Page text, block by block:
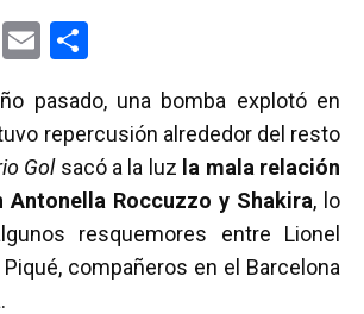
W
h
E
ail m
p
ar
tir
pasado, una bomba explotó en
repercusión alrededor del resto
Golsacó a la luz la mala relación
Antonella Roccuzzo y Shakira, lo
resquemores entre Lionel
compañeros en el Barcelona